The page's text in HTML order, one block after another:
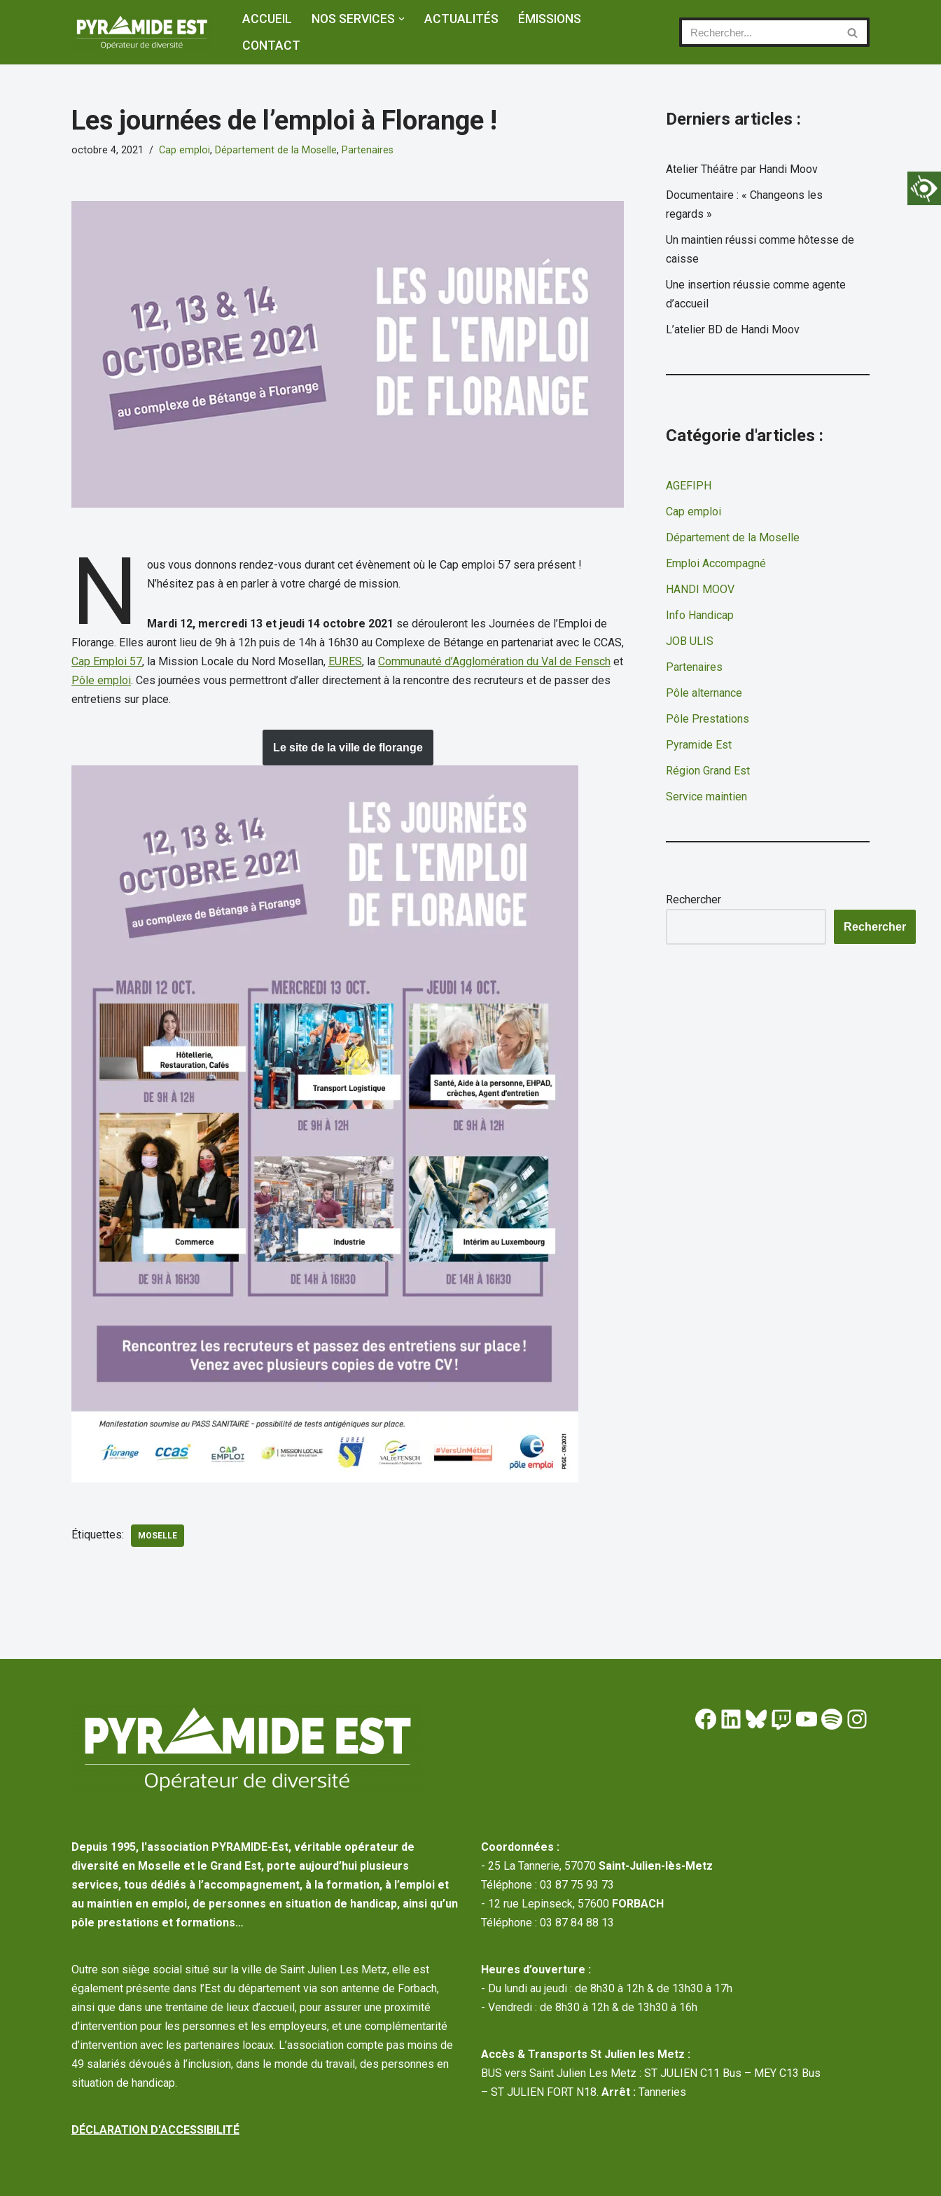
ACCUEIL NOS SERVICES ACTUALITÉS
ÉMISSIONS
CONTACT
Les journées de l’emploi à Florange !
octobre 4, 2021 Cap emploi, Département de la Moselle, Partenaires
N
ous vous donnons rendez-vous durant cet évènement où le Cap emploi 57 sera présent !
N’hésitez pas à en parler à votre chargé de mission.
Mardi 12, mercredi 13 et jeudi 14 octobre 2021 se dérouleront les Journées de l’Emploi de
Florange. Elles auront lieu de 9h à 12h puis de 14h à 16h30 au Complexe de Bétange en partenariat avec le CCAS,
Cap Emploi 57, la Mission Locale du Nord Mosellan, EURES, la Communauté d’Agglomération du Val de Fensch et
Pôle emploi. Ces journées vous permettront d’aller directement à la rencontre des recruteurs et de passer des
entretiens sur place.
Le site de la ville de florange
Étiquettes: MOSELLE
Derniers articles :
Atelier Théâtre par Handi Moov
Documentaire : « Changeons les
regards »
Un maintien réussi comme hôtesse de
caisse
Une insertion réussie comme agente
d’accueil
L’atelier BD de Handi Moov
Catégorie d'articles :
AGEFIPH
Cap emploi
Département de la Moselle
Emploi Accompagné
HANDI MOOV
Info Handicap
JOB ULIS
Partenaires
Pôle alternance
Pôle Prestations
Pyramide Est
Région Grand Est
Service maintien
Rechercher
Rechercher
Depuis 1995, l'association PYRAMIDE-Est, véritable opérateur de
diversité en Moselle et le Grand Est, porte aujourd’hui plusieurs
services, tous dédiés à l’accompagnement, à la formation, à l’emploi et
au maintien en emploi, de personnes en situation de handicap, ainsi qu’un
pôle prestations et formations…
Outre son siège social situé sur la ville de Saint Julien Les Metz, elle est
également présente dans l’Est du département via son antenne de Forbach,
ainsi que dans une trentaine de lieux d’accueil, pour assurer une proximité
d’intervention pour les personnes et les employeurs, et une complémentarité
d’intervention avec les partenaires locaux. L’association compte pas moins de
49 salariés dévoués à l’inclusion, dans le monde du travail, des personnes en
situation de handicap.
DÉCLARATION D'ACCESSIBILITÉ
Coordonnées :
- 25 La Tannerie, 57070 Saint-Julien-lès-Metz
Téléphone : 03 87 75 93 73
- 12 rue Lepinseck, 57600 FORBACH
Téléphone : 03 87 84 88 13
Heures d’ouverture :
- Du lundi au jeudi : de 8h30 à 12h & de 13h30 à 17h
- Vendredi : de 8h30 à 12h & de 13h30 à 16h
Accès & Transports St Julien les Metz :
BUS vers Saint Julien Les Metz : ST JULIEN C11 Bus – MEY C13 Bus
– ST JULIEN FORT N18. Arrêt : Tanneries